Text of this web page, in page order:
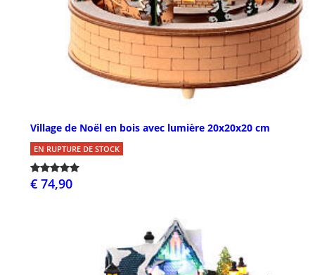
Village de Noël en bois avec lumière 20x20x20 cm
EN RUPTURE DE STOCK
€ 74,90